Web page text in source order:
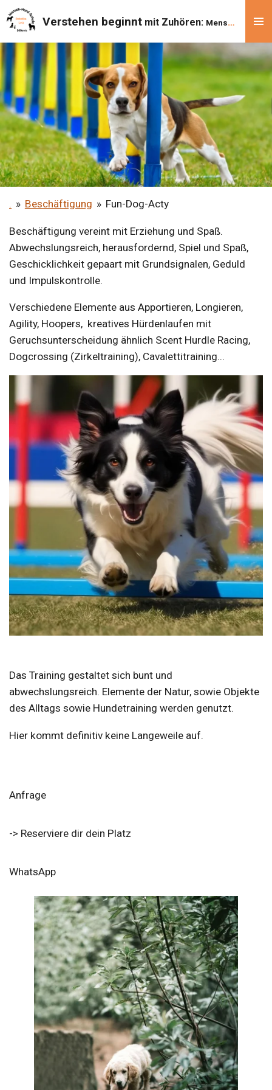
Zum
Hauptinhalt
springen
Verstehen beginnt mit Zuhören: Mensch lernt -
. » Beschäftigung » Fun-Dog-Acty
Beschäftigung vereint mit Erziehung und Spaß.
Abwechslungsreich, herausfordernd, Spiel und Spaß,
Geschicklichkeit gepaart mit Grundsignalen, Geduld
und Impulskontrolle.
Verschiedene Elemente aus Apportieren, Longieren,
Agility, Hoopers, kreatives Hürdenlaufen mit
Geruchsunterscheidung ähnlich Scent Hurdle Racing,
Dogcrossing (Zirkeltraining), Cavalettitraining...
Das Training gestaltet sich bunt und
abwechslungsreich. Elemente der Natur, sowie Objekte
des Alltags sowie Hundetraining werden genutzt.
Hier kommt definitiv keine Langeweile auf.
Anfrage
-> Reserviere dir dein Platz
WhatsApp